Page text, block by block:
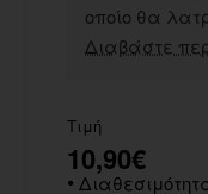
οποίο θα
Διαβάστε
Τιμή
10,90€